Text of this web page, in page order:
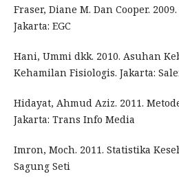
Fraser, Diane M. Dan Cooper.
Jakarta: EGC
Hani, Ummi dkk. 2010. Asuhan
Kehamilan Fisiologis. Jakarta:
Hidayat, Ahmud Aziz. 2011.
Jakarta: Trans Info Media
Imron, Moch. 2011. Statistika
Sagung Seti